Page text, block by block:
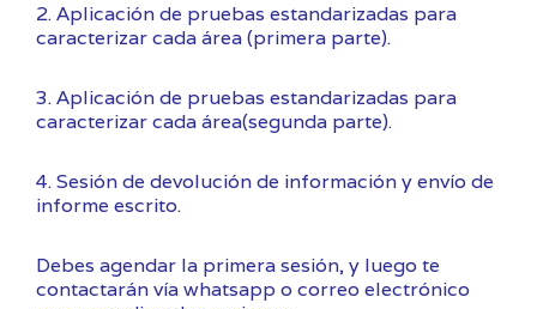
2. Aplicación de pruebas estandarizadas para
caracterizar cada área (primera parte).
3. Aplicación de pruebas estandarizadas para
caracterizar cada área(segunda parte).
4. Sesión de devolución de información y envío de
informe escrito.
Debes agendar la primera sesión, y luego te
contactarán vía whatsapp o correo electrónico